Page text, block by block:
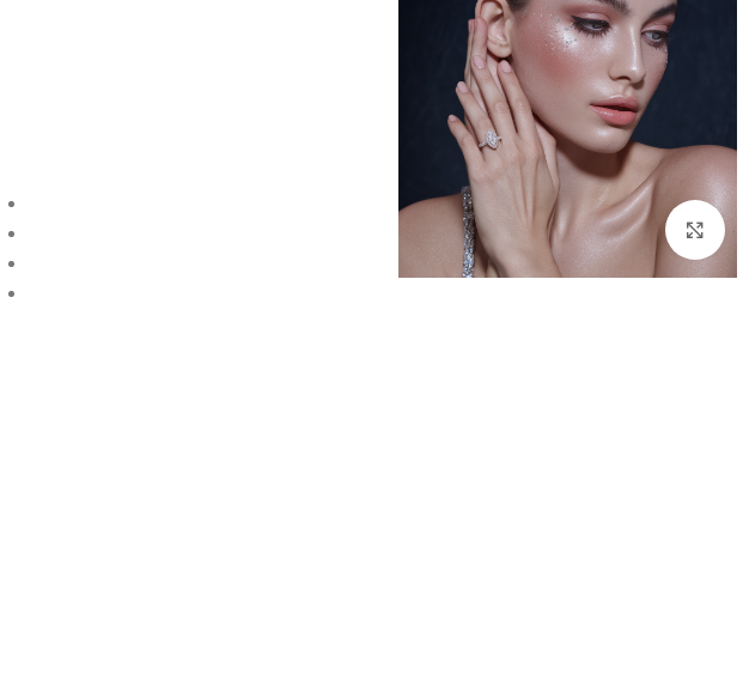
Click to enlarge